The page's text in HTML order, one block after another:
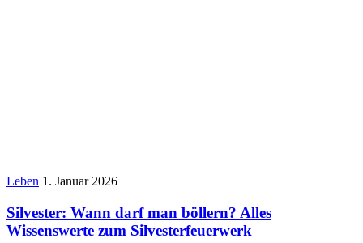
Leben 1. Januar 2026
Silvester: Wann darf man böllern? Alles
Wissenswerte zum Silvesterfeuerwerk